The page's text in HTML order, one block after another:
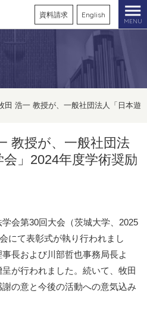
資料請求 English
MENU
浩一 教授が、一般社団法人「日本遊
教授が、一般社団法
」2024年度学術奨励
会第30回大会（茨城大学、2025
にて表彰式が執り行われまし
長および川部哲也事務局長よ
が行われました。続いて、牧田
の意と今後の活動への意気込み